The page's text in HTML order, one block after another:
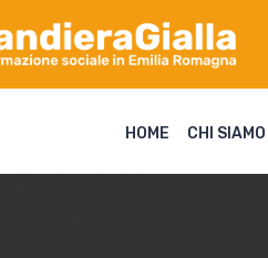
HOME CHI SIAMO